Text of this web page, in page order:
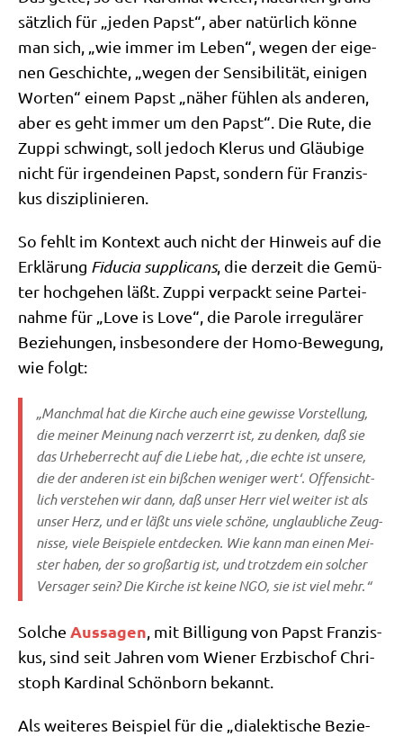
sätz­lich für „jeden Papst“, aber natür­lich kön­ne
man sich, „wie immer im Leben“, wegen der eige­
nen Geschich­te, „wegen der Sen­si­bi­li­tät, eini­gen
Wor­ten“ einem Papst „näher füh­len als ande­ren,
aber es geht immer um den Papst“. Die Rute, die
Zup­pi schwingt, soll jedoch Kle­rus und Gläu­bi­ge
nicht für irgend­ei­nen Papst, son­dern für Fran­zis­
kus disziplinieren.
So fehlt im Kon­text auch nicht der Hin­weis auf die
Erklä­rung Fidu­cia sup­pli­cans, die der­zeit die Gemü­
ter hoch­ge­hen läßt. Zup­pi ver­packt sei­ne Par­tei­
nah­me für „Love is Love“, die Paro­le irre­gu­lä­rer
Bezie­hun­gen, ins­be­son­de­re der Homo-Bewe­gung,
wie folgt:
„Manch­mal hat die Kir­che auch eine gewis­se Vor­stel­lung,
die mei­ner Mei­nung nach ver­zerrt ist, zu den­ken, daß sie
das Urhe­ber­recht auf die Lie­be hat, ‚die ech­te ist unse­re,
die der ande­ren ist ein biß­chen weni­ger wert‘. Offen­sicht­
lich ver­ste­hen wir dann, daß unser Herr viel wei­ter ist als
unser Herz, und er läßt uns vie­le schö­ne, unglaub­li­che Zeug­
nis­se, vie­le Bei­spie­le ent­decken. Wie kann man einen Mei­
ster haben, der so groß­ar­tig ist, und trotz­dem ein sol­cher
Ver­sa­ger sein? Die Kir­che ist kei­ne NGO, sie ist viel mehr.“
Sol­che Aus­sa­gen, mit Bil­li­gung von Papst Fran­zis­
kus, sind seit Jah­ren vom Wie­ner Erz­bi­schof Chri­
stoph Kar­di­nal Schön­born bekannt.
Als wei­te­res Bei­spiel für die „dia­lek­ti­sche Bezie­